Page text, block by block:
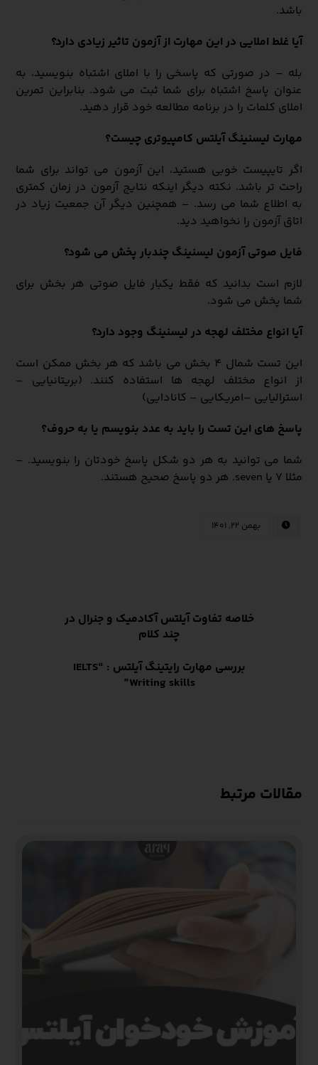
باشد.
آیا غلط املایی در این مهارت از آزمون تاثیر زیادی دارد؟
بله – در صورتی که پاسخی را با املای اشتباه بنویسید، به
عنوان پاسخ اشتباه برای شما ثبت می شود. بنابراین تمرین
املای کلمات را در برنامه مطالعه خود قرار دهید.
مهارت لیسنینگ آیلتس کامپیوتری چیست؟
اگر تایپیست خوبی هستید، این آزمون می تواند برای شما
راحت تر باشد. نکته دیگر اینکه نتایج آزمون در زمان کمتری
به اطلاع شما می رسد. – همچنین دیگر آن جمعیت زیاد در
اتاق آزمون را نخواهید دید.
فایل صوتی آزمون لیسنینگ چندبار پخش می شود؟
لازم است بدانید که فقط یکبار فایل صوتی هر بخش برای
شما پخش می شود.
آیا انواع مختلف لهجه در لیسنینگ وجود دارد؟
این تست شمال 4 بخش می باشد که هر بخش ممکن است
از انواع مختلف لهجه ها استفاده کنند. (بریتانیایی –
استرالیایی –امریکایی – کانادایی)
پاسخ های این تست را باید به عدد بنویسم یا به حروف؟
شما می توانید به هر دو شکل پاسخ خودتان را بنویسید. –
مثلا 7 یا seven. هر دو پاسخ صحیح هستند.
بهمن ۲۲, ۱۴۰۱
خلاصه تفاوت آیلتس آکادمیک و جنرال در
چند کلام
بررسی مهارت رایتینگ آیلتس : “IELTS
Writing skills”
مقالات مرتبط